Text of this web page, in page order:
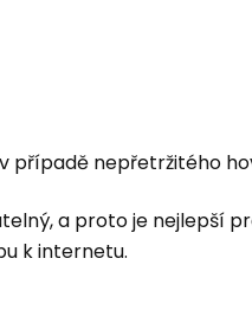
případě nepřetržitého
a proto je nejlepší
k internetu.